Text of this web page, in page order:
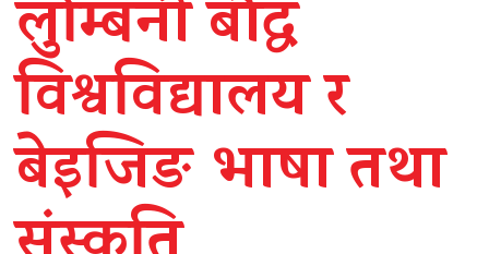
लुम्बिनी बौद्ध
विश्वविद्यालय र
बेइजिङ भाषा तथा